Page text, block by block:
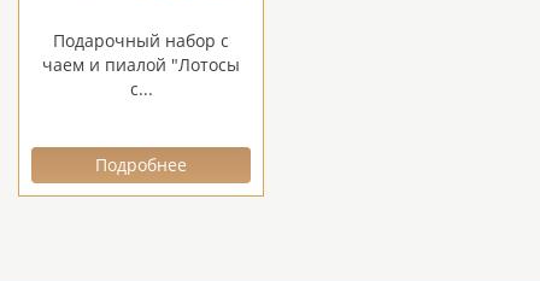
Подарочный набор с
чаем и пиалой "Лотосы
с...
Подробнее